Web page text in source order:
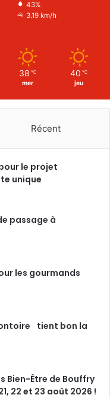
43%
3.19 km/h
38 ℃
mer
40 ℃
jeu
Récent
le projet
unique
passage à
les gourmands
tient bon la
Bien-Être de Bouffry
22 et 23 août 2026 !